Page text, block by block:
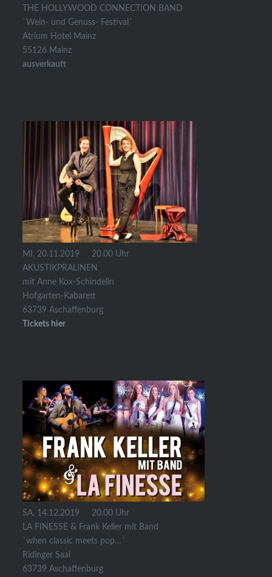
THE HOLLYWOOD CONNECTION BAND
`Wein- und Genuss- Festival´
Atrium Hotel Mainz
55126 Mainz
ausverkauft
MI, 20.11.2019 20.00 Uhr
AKUSTIKPRALINEN
mit Anne Kox-Schindelin
Hofgarten-Kabarett
63739 Aschaffenburg
Tickets hier
SA, 14.12.2019 20.00 Uhr
LA FINESSE & Frank Keller mit Band
`when classic meets pop…´
Ridinger Saal
63739 Aschaffenburg